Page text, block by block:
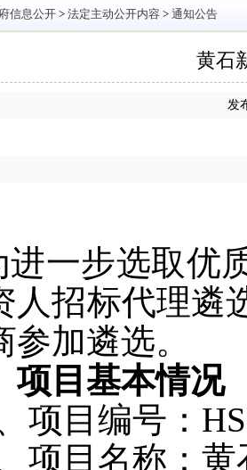
信息公开 > 法定主动公开内容 > 通知公告
黄石
发
进一步选取优
人招标代理遴
参加遴选。
项目基本情况
项目编号：
项目名称： 黄